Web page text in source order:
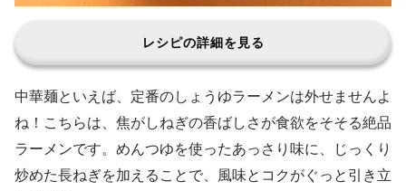
レシピの詳細を見る
中華麺といえば、定番のしょうゆラーメンは外せませんよ
ね！こちらは、焦がしねぎの香ばしさが食欲をそそる絶品
ラーメンです。めんつゆを使ったあっさり味に、じっくり
炒めた長ねぎを加えることで、風味とコクがぐっと引き立